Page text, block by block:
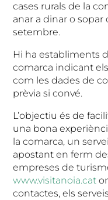
cases rurals de la
anar a dinar o sopar
setembre.
Hi ha establiments
comarca indicant
com les dades de
prèvia si convé.
L’objectiu és de
una bona
la comarca, un
apostant en ferm
empreses de
www.visitanoia.cat
contactes, els